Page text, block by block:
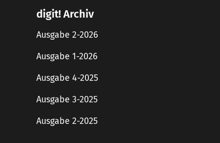
digit! Archiv
Ausgabe 2-2026
Ausgabe 1-2026
Ausgabe 4-2025
Ausgabe 3-2025
Ausgabe 2-2025